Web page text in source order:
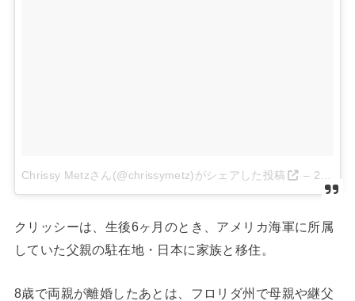
Chrissy Metzさん(@chrissymetz)がシェアした投稿 – 2017 7月 25 2:13午前 PDT
クリッシーは、生後6ヶ月のとき、アメリカ海軍に所属
していた父親の駐在地・日本に家族と移住。
8歳で両親が離婚したあとは、フロリダ州で母親や継父